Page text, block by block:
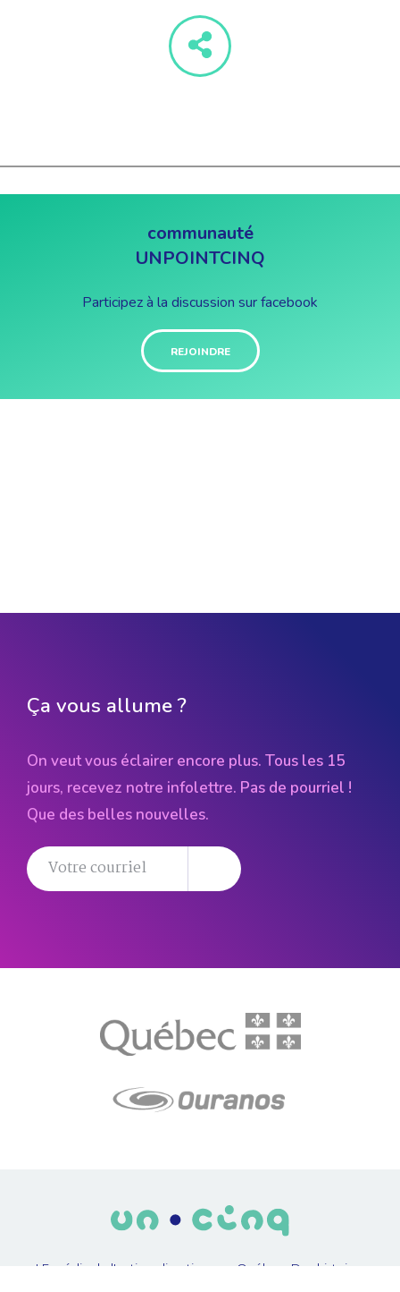
communauté
UNPOINTCINQ
Participez à la discussion sur facebook
REJOINDRE
Ça vous allume ?
On veut vous éclairer encore plus. Tous les 15
jours, recevez notre infolettre. Pas de pourriel !
Que des belles nouvelles.
LE média de l'action climatique au Québec. Des histoires